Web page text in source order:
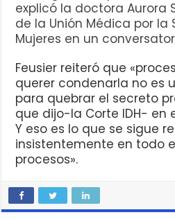
explicó la doctora Aurora
de la Unión Médica por la
Mujeres en un
Feusier reiteró que
querer condenarla no es
para quebrar el secreto
que dijo-la Corte IDH- en
Y eso es lo que se sigue
insistentemente en todo
procesos».